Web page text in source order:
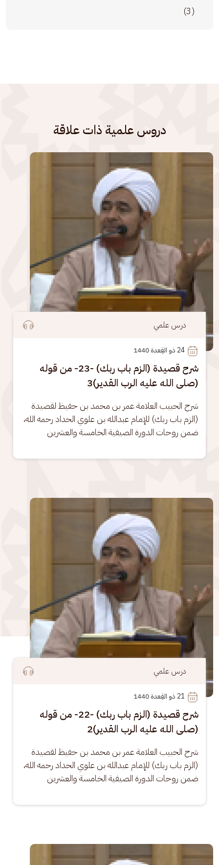
(3)
دروس علمية ذات علاقة
الصورة
درس علمي
24
شرح قصيدة (الزم باب ربك) -23- من قوله
(صلى الله عليه الرب القدير)3
شرح الحبيب العلامة عمر بن محمد بن حفيظ لقصيدة
(الزم باب ربك) للإمام عبدالله بن علوي الحداد رحمه الله،
ضمن روحات الدورة الصيفية الخامسة والعشرين
الصورة
درس علمي
21
شرح قصيدة (الزم باب ربك) -22- من قوله
(صلى الله عليه الرب القدير)2
شرح الحبيب العلامة عمر بن محمد بن حفيظ لقصيدة
(الزم باب ربك) للإمام عبدالله بن علوي الحداد رحمه الله،
ضمن روحات الدورة الصيفية الخامسة والعشرين
الصورة